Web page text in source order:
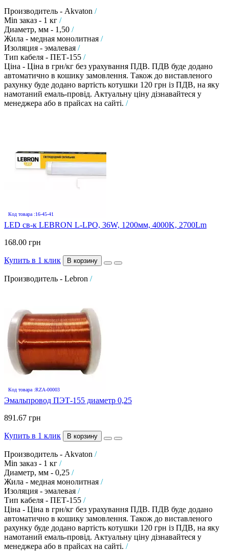
Производитель - Akvaton /
Min заказ - 1 кг /
Диаметр, мм - 1,50 /
Жила - медная монолитная /
Изоляция - эмалевая /
Тип кабеля - ПЕТ-155 /
Ціна - Ціна в грн/кг без урахування ПДВ. ПДВ буде додано
автоматично в кошику замовлення. Також до виставленого
рахунку буде додано вартість котушки 120 грн із ПДВ, на яку
намотаний емаль-провід. Актуальну ціну дізнавайтеся у
менеджера або в прайсах на сайті. /
Код товара :16-45-41
LED св-к LEBRON L-LPO, 36W, 1200мм, 4000K, 2700Lm
168.00 грн
Купить в 1 клик В корзину
Производитель - Lebron /
Код товара :RZA-00003
Эмальпровод ПЭТ-155 диаметр 0,25
891.67 грн
Купить в 1 клик В корзину
Производитель - Akvaton /
Min заказ - 1 кг /
Диаметр, мм - 0,25 /
Жила - медная монолитная /
Изоляция - эмалевая /
Тип кабеля - ПЕТ-155 /
Ціна - Ціна в грн/кг без урахування ПДВ. ПДВ буде додано
автоматично в кошику замовлення. Також до виставленого
рахунку буде додано вартість котушки 120 грн із ПДВ, на яку
намотаний емаль-провід. Актуальну ціну дізнавайтеся у
менеджера або в прайсах на сайті. /